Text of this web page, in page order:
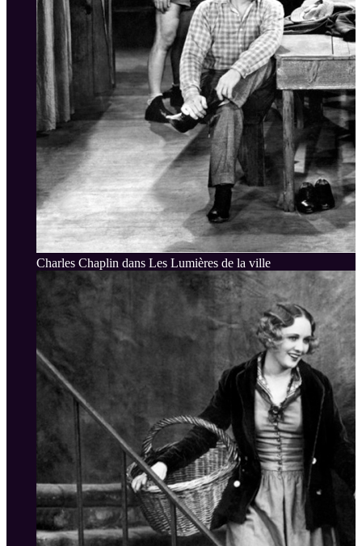
Charles Chaplin dans Les Lumières de la ville